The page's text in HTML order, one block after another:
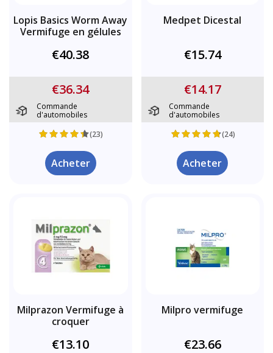
Lopis Basics Worm Away
Vermifuge en gélules
€40.38
€36.34
Commande
d'automobiles
(23)
Acheter
Medpet Dicestal
€15.74
€14.17
Commande
d'automobiles
(24)
Acheter
Milprazon Vermifuge à
croquer
€13.10
Milpro vermifuge
€23.66